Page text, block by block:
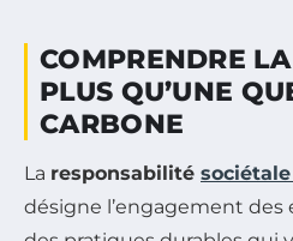
COMPRENDRE
PLUS QU’UNE
CARBONE
La responsabilité
désigne l’engagement des